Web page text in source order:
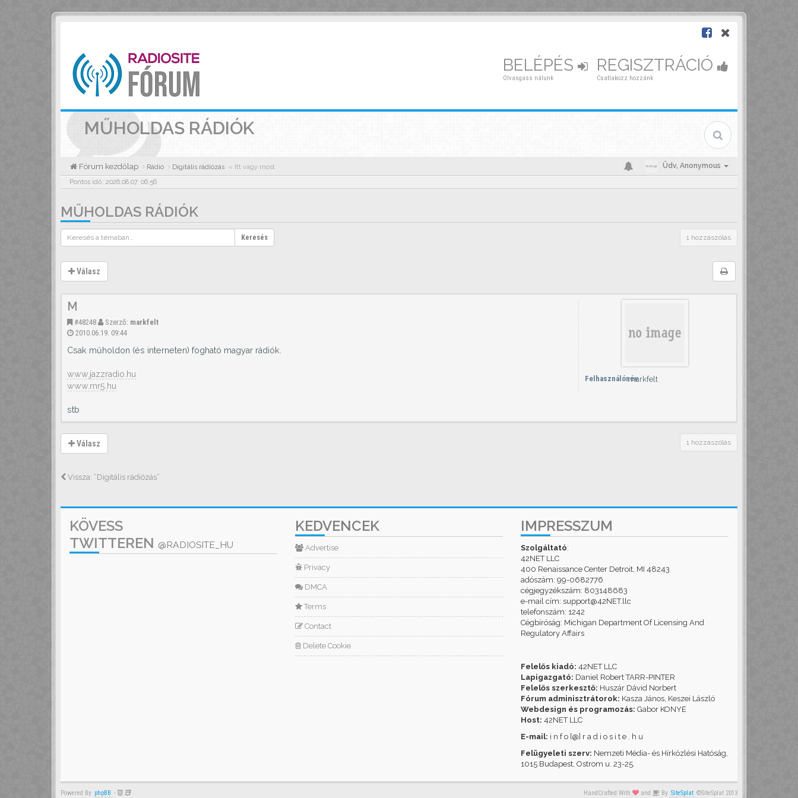
BELÉPÉS
Olvasgass nálunk
REGISZTRÁCIÓ
Csatlakozz hozzánk
MŰHOLDAS RÁDIÓK
Fórum kezdőlap Rádió Digitális rádiózás « Itt vagy most Üdv, Anonymous
Pontos idő: 2026.08.07. 06:56
MŰHOLDAS RÁDIÓK
Keresés 1 hozzászólás
Válasz
M
#48248 Szerző: markfelt
2010.06.19. 09:44
Csak műholdon (és interneten) fogható magyar rádiók.
www.jazzradio.hu
www.mr5.hu
stb
Felhasználónévmarkfelt
Válasz 1 hozzászólás
Vissza: “Digitális rádiózás”
KÖVESS
TWITTEREN @RADIOSITE_HU
KEDVENCEK
Advertise
Privacy
DMCA
Terms
Contact
Delete Cookie
IMPRESSZUM
Szolgáltató:
42NET LLC
400 Renaissance Center Detroit, MI 48243
adószám: 99-0682776
cégjegyzékszám: 803148683
e-mail cím: support@42NET.llc
telefonszám: 1242
Cégbíróság: Michigan Department Of Licensing And
Regulatory Affairs
Felelős kiadó: 42NET LLC
Lapigazgató: Daniel Robert TARR-PINTER
Felelős szerkesztő: Huszár Dávid Norbert
Fórum adminisztrátorok: Kasza János, Keszei László
Webdesign és programozás: Gabor KONYE
Host: 42NET LLC
E-mail: i n f o [@] r a d i o s i t e . h u
Felügyeleti szerv: Nemzeti Média- és Hírközlési Hatóság,
1015 Budapest, Ostrom u. 23-25.
Powered By phpBB - HandCrafted With and By SiteSplat ©SiteSplat 2013